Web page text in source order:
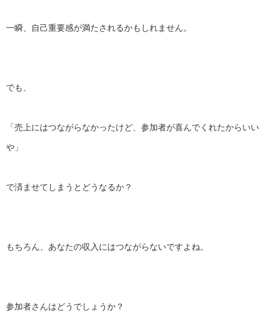
一瞬、自己重要感が満たされるかもしれません。
でも、
「売上にはつながらなかったけど、 参加者が喜んでくれたからいい
や」
で済ませてしまうとどうなるか？
もちろん、あなたの収入にはつながらないですよね。
参加者さんはどうでしょうか？